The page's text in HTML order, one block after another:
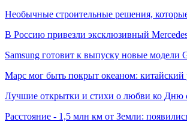
Необычные строительные решения,
В Россию привезли эксклюзивный
Samsung готовит к выпуску новые модели
Марс мог быть покрыт океаном: китайский
Лучшие открытки и стихи о любви ко Дню
Расстояние - 1,5 млн км от Земли: